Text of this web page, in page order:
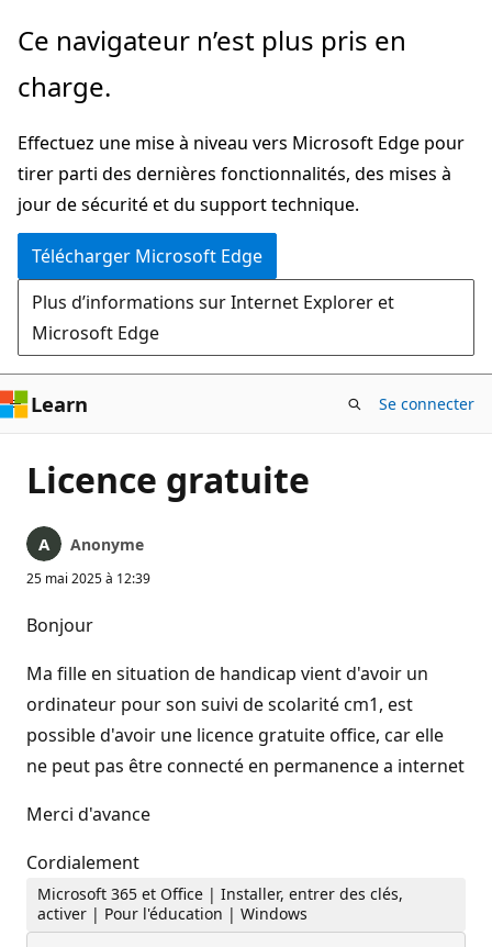
Passer
directement
au
principal
Ce navigateur n’est plus pris en
charge.
Effectuez une mise à niveau vers Microsoft Edge pour
tirer parti des dernières fonctionnalités, des mises à
jour de sécurité et du support technique.
Télécharger Microsoft Edge
Plus d’informations sur Internet Explorer et
Microsoft Edge
Learn Se connecter
Licence gratuite
Anonyme
25 mai 2025 à 12:39
Bonjour
Ma fille en situation de handicap vient d'avoir un
ordinateur pour son suivi de scolarité cm1, est
possible d'avoir une licence gratuite office, car elle
ne peut pas être connecté en permanence a internet
Merci d'avance
Cordialement
Microsoft 365 et Office | Installer, entrer des clés,
activer | Pour l'éducation | Windows